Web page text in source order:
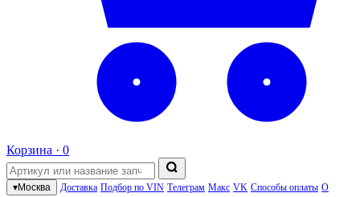
Корзина · 0
▾Москва Доставка Подбор по VIN Телеграм Макс VK Способы оплаты О